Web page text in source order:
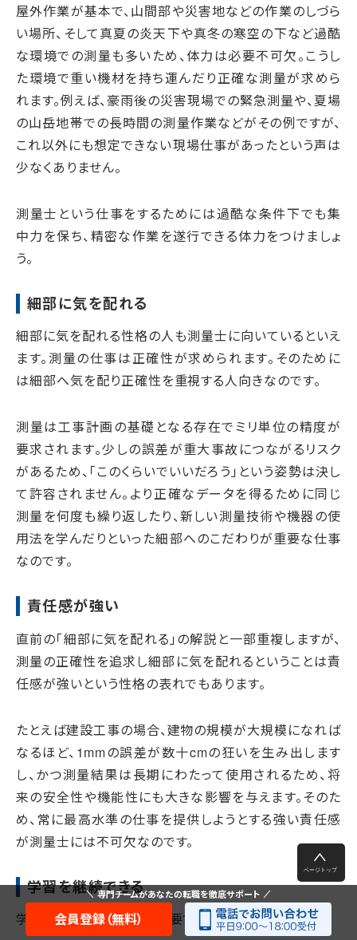
屋外作業が基本で、山間部や災害地などの作業のしづら
い場所、そして真夏の炎天下や真冬の寒空の下など過酷
な環境での測量も多いため、体力は必要不可欠。こうし
た環境で重い機材を持ち運んだり正確な測量が求めら
れます。例えば、豪雨後の災害現場での緊急測量や、夏場
の山岳地帯での長時間の測量作業などがその例ですが、
これ以外にも想定できない現場仕事があったという声は
少なくありません。
測量士という仕事をするためには過酷な条件下でも集
中力を保ち、精密な作業を遂行できる体力をつけましょ
う。
細部に気を配れる
細部に気を配れる性格の人も測量士に向いているといえ
ます。測量の仕事は正確性が求められます。そのために
は細部へ気を配り正確性を重視する人向きなのです。
測量は工事計画の基礎となる存在でミリ単位の精度が
要求されます。少しの誤差が重大事故につながるリスク
があるため、「このくらいでいいだろう」という姿勢は決し
て許容されません。より正確なデータを得るために同じ
測量を何度も繰り返したり、新しい測量技術や機器の使
用法を学んだりといった細部へのこだわりが重要な仕事
なのです。
責任感が強い
直前の「細部に気を配れる」の解説と一部重複しますが、
測量の正確性を追求し細部に気を配れるということは責
任感が強いという性格の表れでもあります。
たとえば建設工事の場合、建物の規模が大規模になれば
なるほど、1mmの誤差が数十cmの狂いを生み出します
し、かつ測量結果は長期にわたって使用されるため、将
来の安全性や機能性にも大きな影響を与えます。そのた
め、常に最高水準の仕事を提供しようとする強い責任感
が測量士には不可欠なのです。
学習を継続できる
学習を継続できることも重要です。
専門チームがあなたの転職を徹底サポート
会員登録（無料）